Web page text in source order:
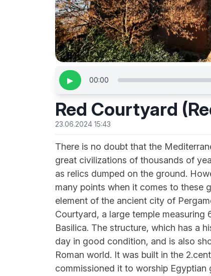
▶ 00:00
Red Courtyard
23.06.2024 15:43
There is no doubt that the
great civilizations of thousands of
as relics dumped on the ground.
many points when it comes to these
element of the ancient city of
Courtyard, a large temple
Basilica. The structure, which has a
day in good condition, and is also
Roman world. It was built in the
commissioned it to worship